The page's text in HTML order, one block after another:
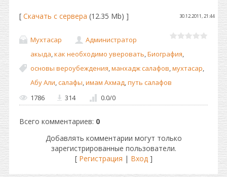
[ Скачать с сервера (12.35 Mb) ] 30.12.2011, 21:44
Мухтасар
Администратор
акыда как необходимо уверовать Биография
основы вероубеждения манхадж салафов мухтасар
Абу Али салафы имам Ахмад путь салафов
1786
314 0.0/0
Всего комментариев: 0
Добавлять комментарии могут только
зарегистрированные пользователи.
[ Регистрация | Вход]